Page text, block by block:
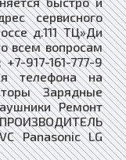
сервисного
д.111 ТЦ»Ди
всем вопросам
917-161-777-9
телефона на
Зарядные
Ремонт
Panasonic LG